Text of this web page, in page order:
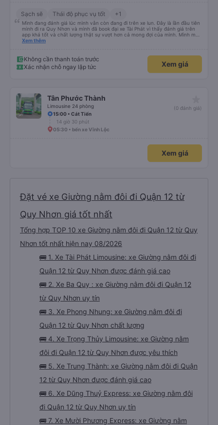
Sạch sẽ Thái độ phục vụ tốt +1
Mình đang đánh giá lúc mình vẫn còn đang đi trên xe lun. Đây là lần đầu tiên
mình đi ra Quy Nhơn và mình đã book đại xe Tài Phát vì thấy đánh giá trên
app khá tốt và chất lượng thật sự vượt hơn cả mong đợi của mình. Mình mua
giường đôi và vừa đủ cho 2 người. Nhân viên của nhà xe phải nói là siêu nhiệt
trung chuyển và lên xe lớn thì luôn hỗ trợ xách vali giùm tụi mình. Trên xe thì
có cả bánh và sữa miễn phí cho khách còn chuẩn bị cả thuốc say xe, dép,
mền, gối và đặc biệt là có gối ôm. Nchung là phải chấm nhà xe 10 sao mới
Xem thêm
Không cần thanh toán trước
Xác nhận chỗ ngay lập tức
Xem giá
Tân Phước Thành
Limousine 24 phòng
(0 đánh giá)
15:00 • Cát Tiến
14 giờ 30 phút
05:30 • bến xe Vĩnh Lộc
Xem giá
Đặt vé xe Giường nằm đôi đi Quận 12 từ
Quy Nhơn giá tốt nhất
Tổng hợp TOP 10 xe Giường nằm đôi đi Quận 12 từ Quy
Nhơn tốt nhất hiện nay 08/2026
🚌 1. Xe Tài Phát Limousine: xe Giường nằm đôi đi
Quận 12 từ Quy Nhơn được đánh giá cao
🚌 2. Xe Ba Quy : xe Giường nằm đôi đi Quận 12
từ Quy Nhơn uy tín
🚌 3. Xe Phong Nhung: xe Giường nằm đôi đi
Quận 12 từ Quy Nhơn chất lượng
🚌 4. Xe Trọng Thủy Limousine: xe Giường nằm
đôi đi Quận 12 từ Quy Nhơn được yêu thích
🚌 5. Xe Trung Thành: xe Giường nằm đôi đi Quận
12 từ Quy Nhơn được đánh giá cao
🚌 6. Xe Dũng Thuỷ Express: xe Giường nằm đôi
đi Quận 12 từ Quy Nhơn uy tín
🚌 7. Xe Mười Phương Express: xe Giường nằm